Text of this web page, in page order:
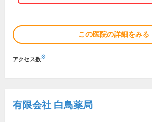
この医院の詳細をみる
アクセス数※
有限会社 白鳥薬局